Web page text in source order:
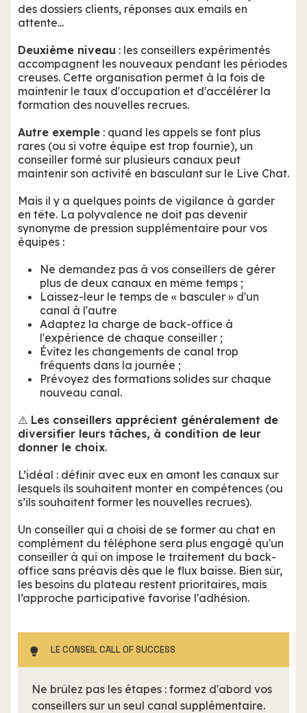
des dossiers clients, réponses aux emails en
attente...
Deuxième niveau : les conseillers expérimentés
accompagnent les nouveaux pendant les périodes
creuses. Cette organisation permet à la fois de
maintenir le taux d'occupation et d'accélérer la
formation des nouvelles recrues.
Autre exemple : quand les appels se font plus
rares (ou si votre équipe est trop fournie), un
conseiller formé sur plusieurs canaux peut
maintenir son activité en basculant sur le Live Chat.
Mais il y a quelques points de vigilance à garder
en tête. La polyvalence ne doit pas devenir
synonyme de pression supplémentaire pour vos
équipes :
Ne demandez pas à vos conseillers de gérer
plus de deux canaux en même temps ;
Laissez-leur le temps de « basculer » d'un
canal à l'autre
Adaptez la charge de back-office à
l'expérience de chaque conseiller ;
Évitez les changements de canal trop
fréquents dans la journée ;
Prévoyez des formations solides sur chaque
nouveau canal.
⚠️ Les conseillers apprécient généralement de
diversifier leurs tâches, à condition de leur
donner le choix.
L’idéal : définir avec eux en amont les canaux sur
lesquels ils souhaitent monter en compétences (ou
s’ils souhaitent former les nouvelles recrues).
Un conseiller qui a choisi de se former au chat en
complément du téléphone sera plus engagé qu'un
conseiller à qui on impose le traitement du back-
office sans préavis dès que le flux baisse. Bien sûr,
les besoins du plateau restent prioritaires, mais
l’approche participative favorise l'adhésion.
LE CONSEIL CALL OF SUCCESS
Ne brûlez pas les étapes : formez d'abord vos
conseillers sur un seul canal supplémentaire.